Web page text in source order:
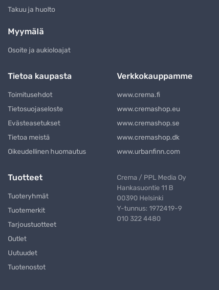
Takuu ja huolto
Myymälä
Osoite ja aukioloajat
Tietoa kaupasta
Toimitusehdot
Tietosuojaseloste
Evästeasetukset
Tietoa meistä
Oikeudellinen huomautus
Verkkokauppamme
www.crema.fi
www.cremashop.eu
www.cremashop.se
www.cremashop.dk
www.urbanfinn.com
Tuotteet
Tuoteryhmät
Tuotemerkit
Tarjoustuotteet
Outlet
Uutuudet
Tuotenostot
Crema / PPL Media Oy
Hankasuontie 11 B
00390 Helsinki
Y-tunnus: 1972419-9
010 322 4480